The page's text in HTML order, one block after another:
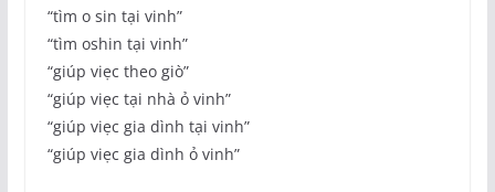
“tìm o sin tại vinh”
“tìm oshin tại vinh”
“giúp viẹc theo giò”
“giúp viẹc tại nhà ỏ vinh”
“giúp viẹc gia dình tại vinh”
“giúp viẹc gia dình ỏ vinh”